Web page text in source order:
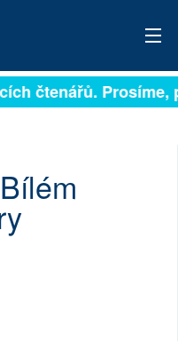
čtenářů. Prosíme,